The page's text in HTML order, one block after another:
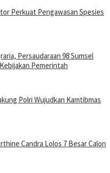
Perkuat Pengawasan Spesies
Persaudaraan 98 Sumsel
Pemerintah
Polri Wujudkan Kamtibmas
Candra Lolos 7 Besar Calon